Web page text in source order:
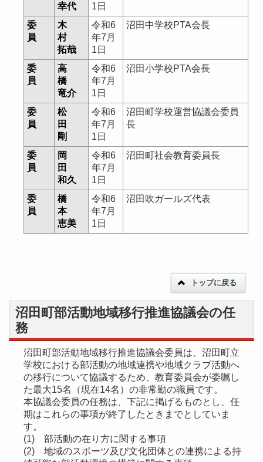
幸代
1日
委
員
木
村
拓哉
令和6
年7月
1日
沼田中学校PTA会長
委
員
高
橋
竜介
令和6
年7月
1日
沼田小学校PTA会長
委
員
松
田
剛
令和6
年7月
1日
沼田町学校運営協議会委員
長
委
員
岡
田
和久
令和6
年7月
1日
沼田町社会教育委員長
委
員
橋
本
恵美
令和6
年7月
1日
沼田吹ガールズ代表
トップに戻る
沼田町部活動地域移行推進協議会の任
務
沼田町部活動地域移行推進協議会委員は、沼田町立
学校における部活動の地域連携や地域クラブ活動へ
の移行について協議するため、教育委員会が委嘱し
た最大15名（現在14名）の非常勤の職員です。
本協議会委員の任務は、下記に掲げるものとし、任
期はこれらの事項が終了したときまでとしていま
す。
(1) 部活動の在り方に関する事項
(2) 地域のスポーツ及び文化団体との連携による持